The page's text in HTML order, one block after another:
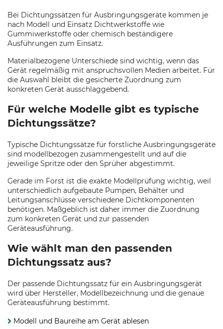
Bei Dichtungssätzen für Ausbringungsgeräte kommen je
nach Modell und Einsatz Dichtwerkstoffe wie
Gummiwerkstoffe oder chemisch beständigere
Ausführungen zum Einsatz.
Materialbezogene Unterschiede sind wichtig, wenn das
Gerät regelmäßig mit anspruchsvollen Medien arbeitet. Für
die Auswahl bleibt die gesicherte Zuordnung zum
konkreten Gerät ausschlaggebend.
Für welche Modelle gibt es typische
Dichtungssätze?
Typische Dichtungssätze für forstliche Ausbringungsgeräte
sind modellbezogen zusammengestellt und auf die
jeweilige Spritze oder den Sprüher abgestimmt.
Gerade im Forst ist die exakte Modellprüfung wichtig, weil
unterschiedlich aufgebaute Pumpen, Behälter und
Leitungsanschlüsse verschiedene Dichtkomponenten
benötigen. Maßgeblich ist daher immer die Zuordnung
zum konkreten Gerät und zur passenden
Geräteausführung.
Wie wählt man den passenden
Dichtungssatz aus?
Der passende Dichtungssatz für ein Ausbringungsgerät
wird über Hersteller, Modellbezeichnung und die genaue
Geräteausführung bestimmt.
Modell und Baureihe am Gerät ablesen